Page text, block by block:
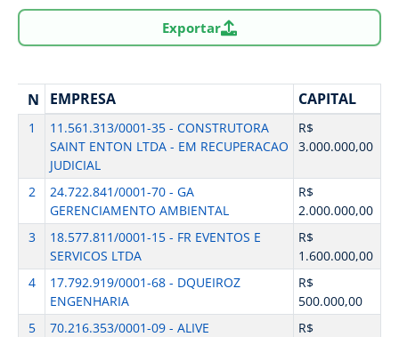
Exportar
N EMPRESA CAPITAL
1
11.561.313/0001-35 - CONSTRUTORA
SAINT ENTON LTDA - EM RECUPERACAO
JUDICIAL
R$
3.000.000,00
2
24.722.841/0001-70 - GA
GERENCIAMENTO AMBIENTAL
R$
2.000.000,00
3
18.577.811/0001-15 - FR EVENTOS E
SERVICOS LTDA
R$
1.600.000,00
4
17.792.919/0001-68 - DQUEIROZ
ENGENHARIA
R$
500.000,00
5
70.216.353/0001-09 - ALIVE
R$